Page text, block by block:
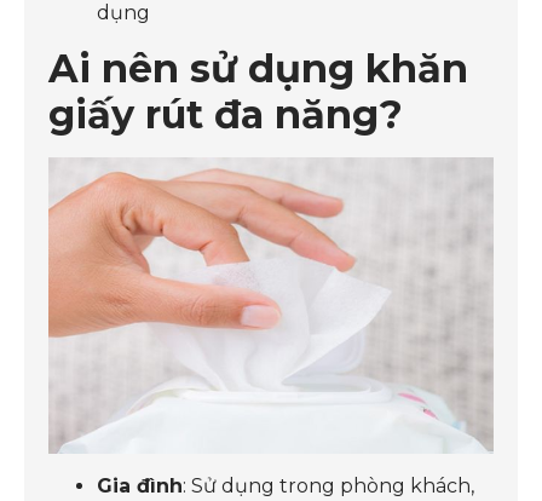
dụng
Ai nên sử dụng khăn
giấy rút đa năng?
Gia đình: Sử dụng trong phòng khách,